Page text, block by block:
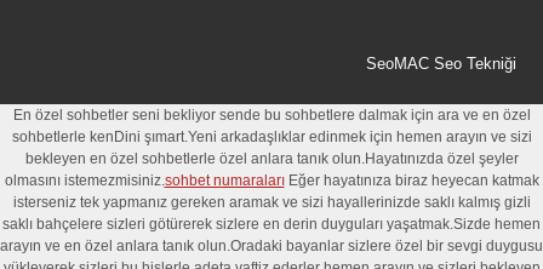
SeoMAC Seo Tekniği
En özel sohbetler seni bekliyor sende bu sohbetlere dalmak için ara ve en özel
sohbetlerle kenDini şımart.Yeni arkadaşlıklar edinmek için hemen arayın ve sizi
bekleyen en özel sohbetlerle özel anlara tanık olun.Hayatınızda özel şeyler
olmasını istemezmisiniz.sohbet numaralarıEğer hayatınıza biraz heyecan katmak
isterseniz tek yapmanız gereken aramak ve sizi hayallerinizde saklı kalmış gizli
saklı bahçelere sizleri götürerek sizlere en derin duyguları yaşatmak.Sizde hemen
arayın ve en özel anlara tanık olun.Oradaki bayanlar sizlere özel bir sevgi duygusu